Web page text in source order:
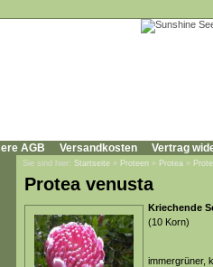
AGB Versandkosten Vertrag
Sie sind hier: Startseite » Proteen » Protea »
Protea venusta
Kriechende
(10 Korn)
immergrüner,